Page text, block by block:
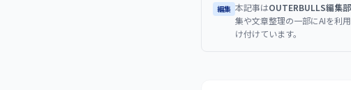
編集 本記事はOUTERBULLS編集部
集や文章整理の一部にAIを利
け付けています。